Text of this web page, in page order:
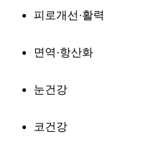
피로개선·활력
면역·항산화
눈건강
코건강